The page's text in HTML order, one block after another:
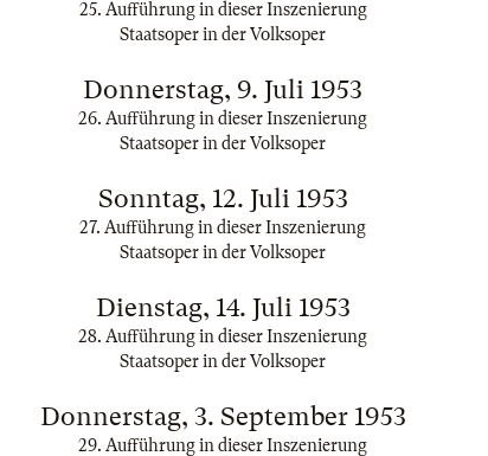
25. Aufführung in dieser Inszenierung
Staatsoper in der Volksoper
Donnerstag, 9. Juli 1953
26. Aufführung in dieser Inszenierung
Staatsoper in der Volksoper
Sonntag, 12. Juli 1953
27. Aufführung in dieser Inszenierung
Staatsoper in der Volksoper
Dienstag, 14. Juli 1953
28. Aufführung in dieser Inszenierung
Staatsoper in der Volksoper
Donnerstag, 3. September 1953
29. Aufführung in dieser Inszenierung